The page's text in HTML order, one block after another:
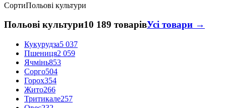
СортиПольові культури
Польові культури10 189 товарівУсі товари →
Кукурудза5 037
Пшениця2 059
Ячмінь853
Сорго504
Горох354
Жито266
Тритикале257